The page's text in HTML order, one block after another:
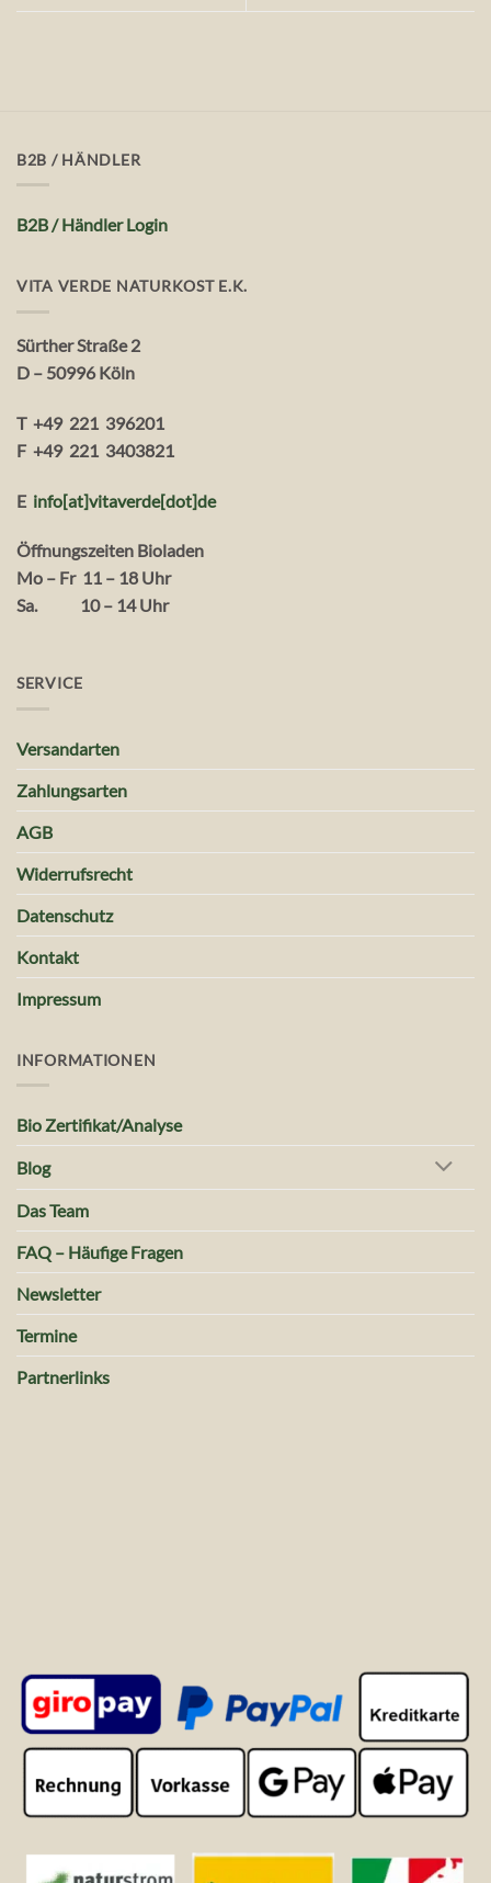
B2B / HÄNDLER
B2B / Händler Login
VITA VERDE NATURKOST E.K.
Sürther Straße 2
D – 50996 Köln
T +49 221 396201
F +49 221 3403821
E info[at]vitaverde[dot]de
Öffnungszeiten Bioladen
Mo – Fr 11 – 18 Uhr
Sa. 10 – 14 Uhr
SERVICE
Versandarten
Zahlungsarten
AGB
Widerrufsrecht
Datenschutz
Kontakt
Impressum
INFORMATIONEN
Bio Zertifikat/Analyse
Blog
Das Team
FAQ – Häufige Fragen
Newsletter
Termine
Partnerlinks